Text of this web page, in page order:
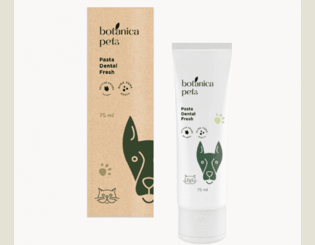
AÑADIR AL CARRITO